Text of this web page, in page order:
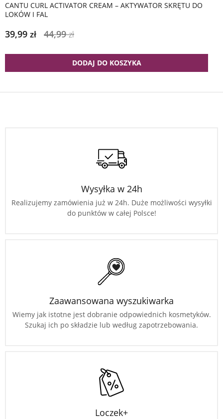
CANTU CURL ACTIVATOR CREAM – AKTYWATOR SKRĘTU DO
LOKÓW I FAL
39,99 zł 44,99zł
DODAJ DO KOSZYKA
Wysyłka w 24h
Realizujemy zamówienia już w 24h. Duże możliwości wysyłki
do punktów w całej Polsce!
Zaawansowana wyszukiwarka
Wiemy jak istotne jest dobranie odpowiednich kosmetyków.
Szukaj ich po składzie lub według zapotrzebowania.
Loczek+